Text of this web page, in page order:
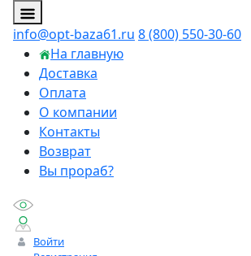
info@opt-baza61.ru 8 (800) 550-30-60
На главную
Доставка
Оплата
О компании
Контакты
Возврат
Вы прораб?
Войти